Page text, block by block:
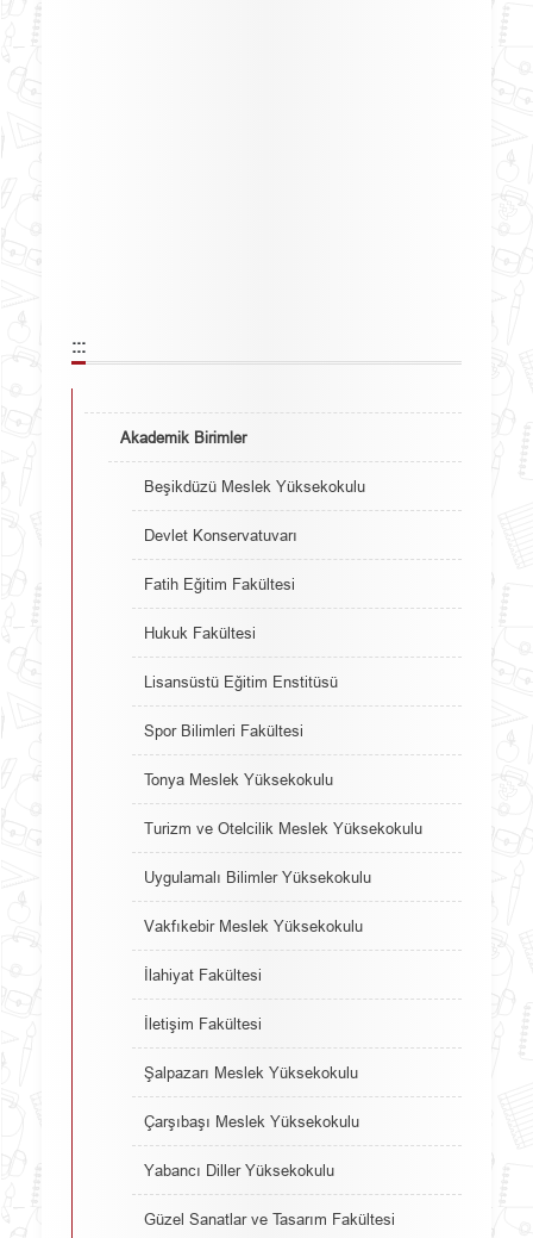
:::
Akademik Birimler
Beşikdüzü Meslek Yüksekokulu
Devlet Konservatuvarı
Fatih Eğitim Fakültesi
Hukuk Fakültesi
Lisansüstü Eğitim Enstitüsü
Spor Bilimleri Fakültesi
Tonya Meslek Yüksekokulu
Turizm ve Otelcilik Meslek Yüksekokulu
Uygulamalı Bilimler Yüksekokulu
Vakfıkebir Meslek Yüksekokulu
İlahiyat Fakültesi
İletişim Fakültesi
Şalpazarı Meslek Yüksekokulu
Çarşıbaşı Meslek Yüksekokulu
Yabancı Diller Yüksekokulu
Güzel Sanatlar ve Tasarım Fakültesi